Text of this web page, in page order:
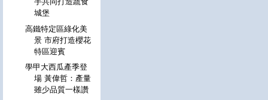
城堡
高鐵特定區綠化美
景 市府打造櫻花
特區迎賓
學甲大西瓜產季登
場 黃偉哲：產量
雖少品質一樣讚